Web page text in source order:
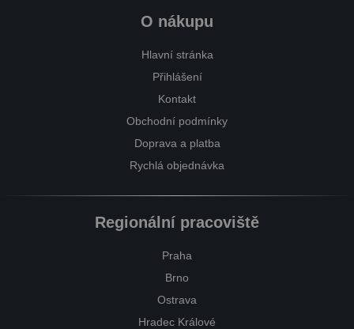
O nákupu
Hlavní stránka
Přihlášení
Kontakt
Obchodní podmínky
Doprava a platba
Rychlá objednávka
Regionální pracoviště
Praha
Brno
Ostrava
Hradec Králové